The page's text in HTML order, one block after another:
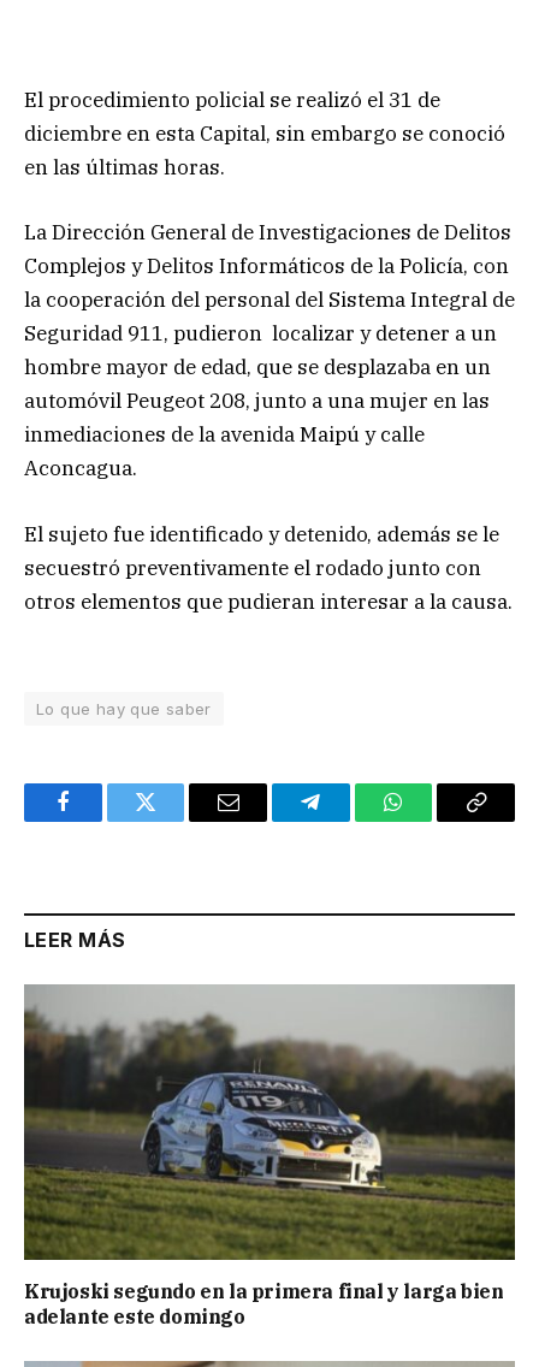
El procedimiento policial se realizó el 31 de
diciembre en esta Capital, sin embargo se conoció
en las últimas horas.
La Dirección General de Investigaciones de Delitos
Complejos y Delitos Informáticos de la Policía, con
la cooperación del personal del Sistema Integral de
Seguridad 911, pudieron localizar y detener a un
hombre mayor de edad, que se desplazaba en un
automóvil Peugeot 208, junto a una mujer en las
inmediaciones de la avenida Maipú y calle
Aconcagua.
El sujeto fue identificado y detenido, además se le
secuestró preventivamente el rodado junto con
otros elementos que pudieran interesar a la causa.
Lo que hay que saber
FacebookTwitter Email TelegramWhatsAppCopy
LEER MÁS
Krujoski segundo en la primera final y larga bien
adelante este domingo